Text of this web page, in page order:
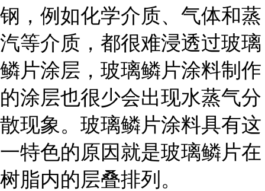
钢，例如化学介质、气体和蒸
汽等介质，都很难浸透过玻璃
鳞片涂层，玻璃鳞片涂料制作
的涂层也很少会出现水蒸气分
散现象。玻璃鳞片涂料具有这
一特色的原因就是玻璃鳞片在
树脂内的层叠排列。